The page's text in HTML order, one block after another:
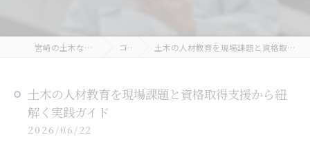
宮崎の土木なら株式会社縁丸 コラム 土木の人材教育を現場課題と資格取得支援から紐解く実践ガイド
土木の人材教育を現場課題と資格取得支援から紐
解く実践ガイド
2026/06/22